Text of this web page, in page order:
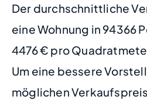
Der durchschnittliche
eine Wohnung in 94366
4476 € pro
Um eine bessere
möglichen